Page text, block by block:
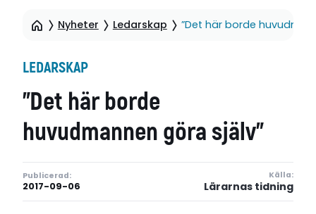
Nyheter Ledarskap ”Det här borde
LEDARSKAP
”Det här borde
huvudmannen göra själv”
Publicerad:
2017-09-06
Källa:
Lärarnas tidning